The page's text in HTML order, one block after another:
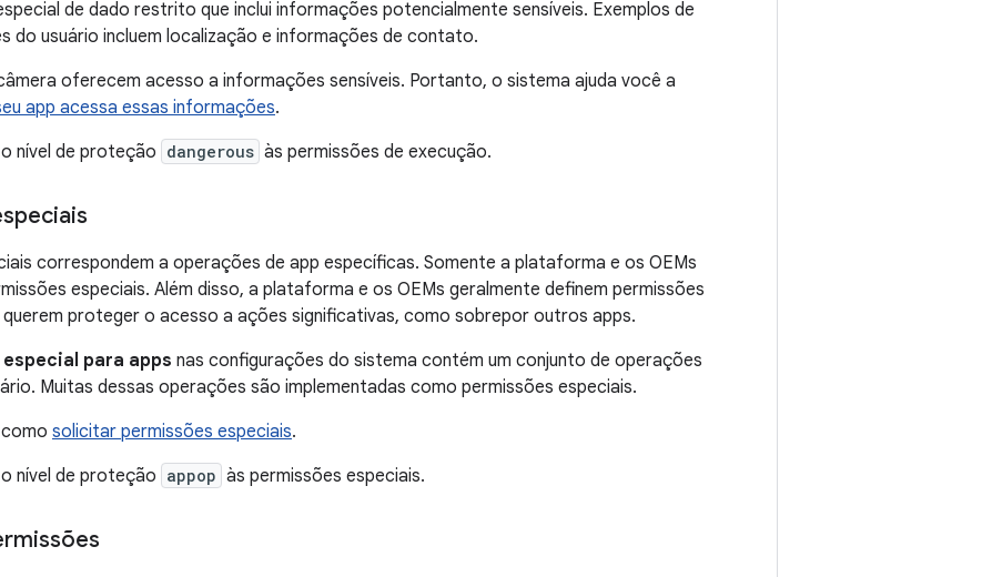
de dado restrito que inclui informações potencialmente sensíveis. Exemplos de
do usuário incluem localização e informações de contato.
oferecem acesso a informações sensíveis. Portanto, o sistema ajuda você a
app acessa essas informações.
nível de proteção dangerous às permissões de execução.
correspondem a operações de app específicas. Somente a plataforma e os OEMs
especiais. Além disso, a plataforma e os OEMs geralmente definem permissões
querem proteger o acesso a ações significativas, como sobrepor outros apps.
para apps nas configurações do sistema contém um conjunto de operações
Muitas dessas operações são implementadas como permissões especiais.
solicitar permissões especiais.
nível de proteção appop às permissões especiais.